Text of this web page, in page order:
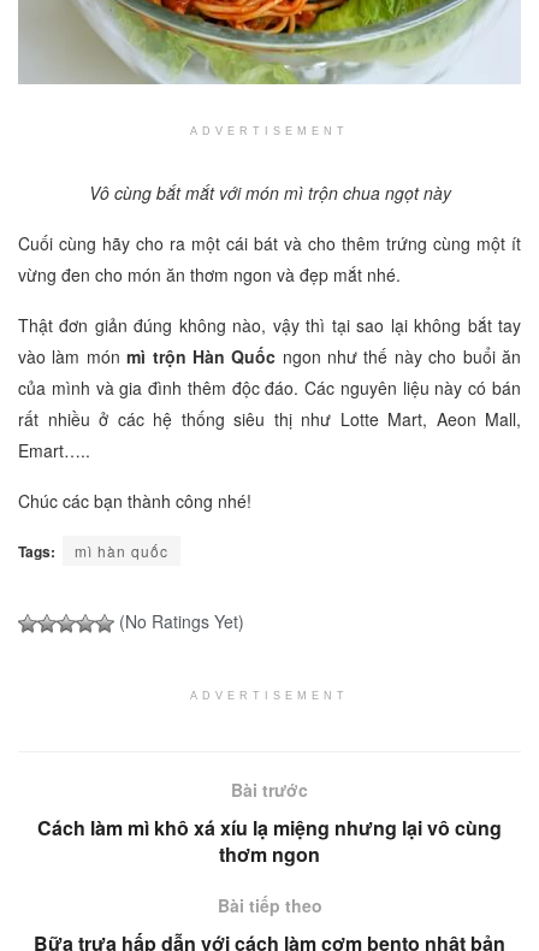
ADVERTISEMENT
Vô cùng bắt mắt với món mì trộn chua ngọt này
Cuối cùng hãy cho ra một cái bát và cho thêm trứng cùng một ít
vừng đen cho món ăn thơm ngon và đẹp mắt nhé.
Thật đơn giản đúng không nào, vậy thì tại sao lại không bắt tay
vào làm mónmì trộn Hàn Quốc ngon như thế này cho buổi ăn
của mình và gia đình thêm độc đáo. Các nguyên liệu này có bán
rất nhiều ở các hệ thống siêu thị như Lotte Mart, Aeon Mall,
Emart…..
Chúc các bạn thành công nhé!
Tags: mì hàn quốc
(No Ratings Yet)
ADVERTISEMENT
Bài trước
Cách làm mì khô xá xíu lạ miệng nhưng lại vô cùng
thơm ngon
Bài tiếp theo
Bữa trưa hấp dẫn với cách làm cơm bento nhật bản